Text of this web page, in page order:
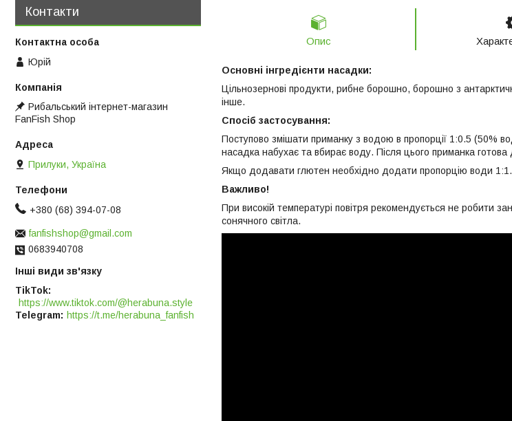
Опис
Основні інгредієнти насадки:
Цільнозернові продукти, рибне борошно, борошно з
інше.
Спосіб застосування:
Поступово змішати приманку з водою в пропорції 1:0.5 (50%
насадка набухає та вбирає воду. Після цього приманка готова
Якщо додавати глютен необхідно додати пропорцію води 1:1.
Важливо!
При високій температурі повітря рекомендується не робити
сонячного світла.
Контакти
Юрій
Рибальський інтернет-магазин
FanFish Shop
Прилуки, Україна
+380 (68) 394-07-08
fanfishshop@gmail.com
0683940708
Інші види зв'язку
TikTok
https://www.tiktok.com/@herabuna.style
Telegram
https://t.me/herabuna_fanfish